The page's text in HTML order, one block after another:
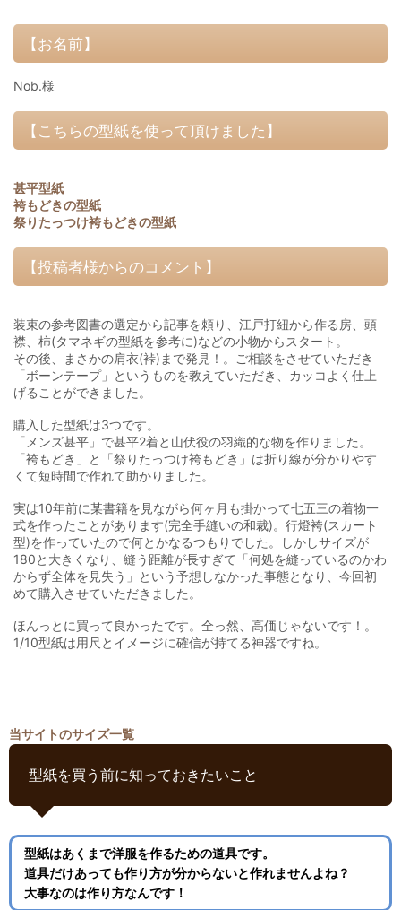
【お名前】
Nob.様
【こちらの型紙を使って頂けました】
甚平型紙
袴もどきの型紙
祭りたっつけ袴もどきの型紙
【投稿者様からのコメント】
装束の参考図書の選定から記事を頼り、江戸打紐から作る房、頭
襟、柿(タマネギの型紙を参考に)などの小物からスタート。
その後、まさかの肩衣(裃)まで発見！。ご相談をさせていただき
「ボーンテープ」というものを教えていただき、カッコよく仕上
げることができました。
購入した型紙は3つです。
「メンズ甚平」で甚平2着と山伏役の羽織的な物を作りました。
「袴もどき」と「祭りたっつけ袴もどき」は折り線が分かりやす
くて短時間で作れて助かりました。
実は10年前に某書籍を見ながら何ヶ月も掛かって七五三の着物一
式を作ったことがあります(完全手縫いの和裁)。行燈袴(スカート
型)を作っていたので何とかなるつもりでした。しかしサイズが
180と大きくなり、縫う距離が長すぎて「何処を縫っているのかわ
からず全体を見失う」という予想しなかった事態となり、今回初
めて購入させていただきました。
ほんっとに買って良かったです。全っ然、高価じゃないです！。
1/10型紙は用尺とイメージに確信が持てる神器ですね。
当サイトのサイズ一覧
型紙を買う前に知っておきたいこと
型紙はあくまで洋服を作るための道具です。
道具だけあっても作り方が分からないと作れませんよね？
大事なのは作り方なんです！